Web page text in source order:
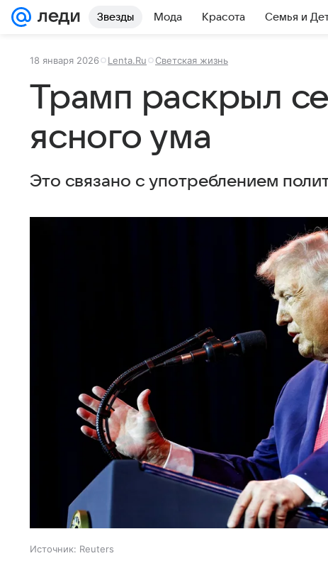
Звезды Мода Красота Семья и
18 января 2026 Lenta.Ru Светская жизнь
Трамп раскрыл
ясного ума
Это связано с употреблением
Источник: Reuters